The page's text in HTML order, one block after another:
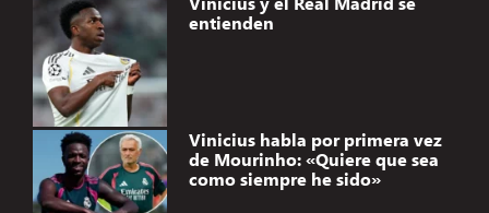
entienden
Vinicius habla por primera vez
de Mourinho: «Quiere que sea
como siempre he sido»